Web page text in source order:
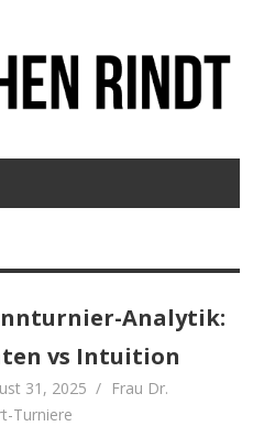
Analytik:
vs Intuition
31, 2025
Frau Dr.
Turniere